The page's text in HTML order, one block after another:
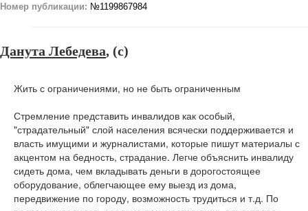
Номер публикации: №1199867984
Данута Лебедева, (c)
Жить с ограничениями, но не быть ограниченным
Стремление представить инвалидов как особый,
"страдательный" слой населения всячески поддерживается и
власть имущими и журналистами, которые пишут материалы с
акцентом на бедность, страдание. Легче объяснить инвалиду
сидеть дома, чем вкладывать деньги в дорогостоящее
оборудование, облегчающее ему выезд из дома,
передвижение по городу, возможность трудиться и т.д. По